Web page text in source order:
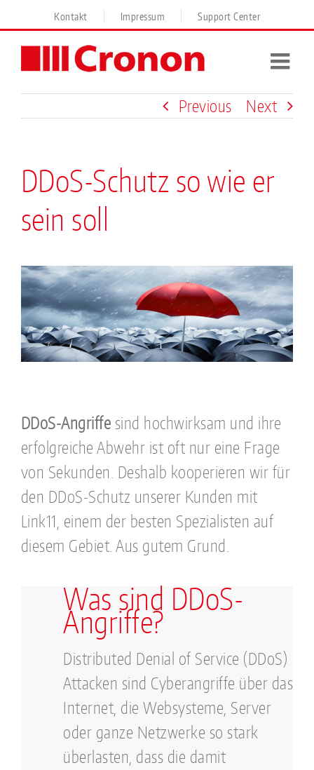
to
Kontakt Impressum Support Center
Previous Next
DDoS-Schutz so wie er
sein soll
DDoS-Angriffe sind hochwirksam und ihre
erfolgreiche Abwehr ist oft nur eine Frage
von Sekunden. Deshalb kooperieren wir für
den DDoS-Schutz unserer Kunden mit
Link11, einem der besten Spezialisten auf
diesem Gebiet. Aus gutem Grund.
Was sind DDoS-
Angriffe?
Distributed Denial of Service (DDoS)
Attacken sind Cyberangriffe über das
Internet, die Websysteme, Server
oder ganze Netzwerke so stark
überlasten, dass die damit